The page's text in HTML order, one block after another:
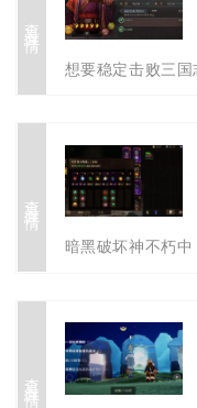
查看详情
查看详情